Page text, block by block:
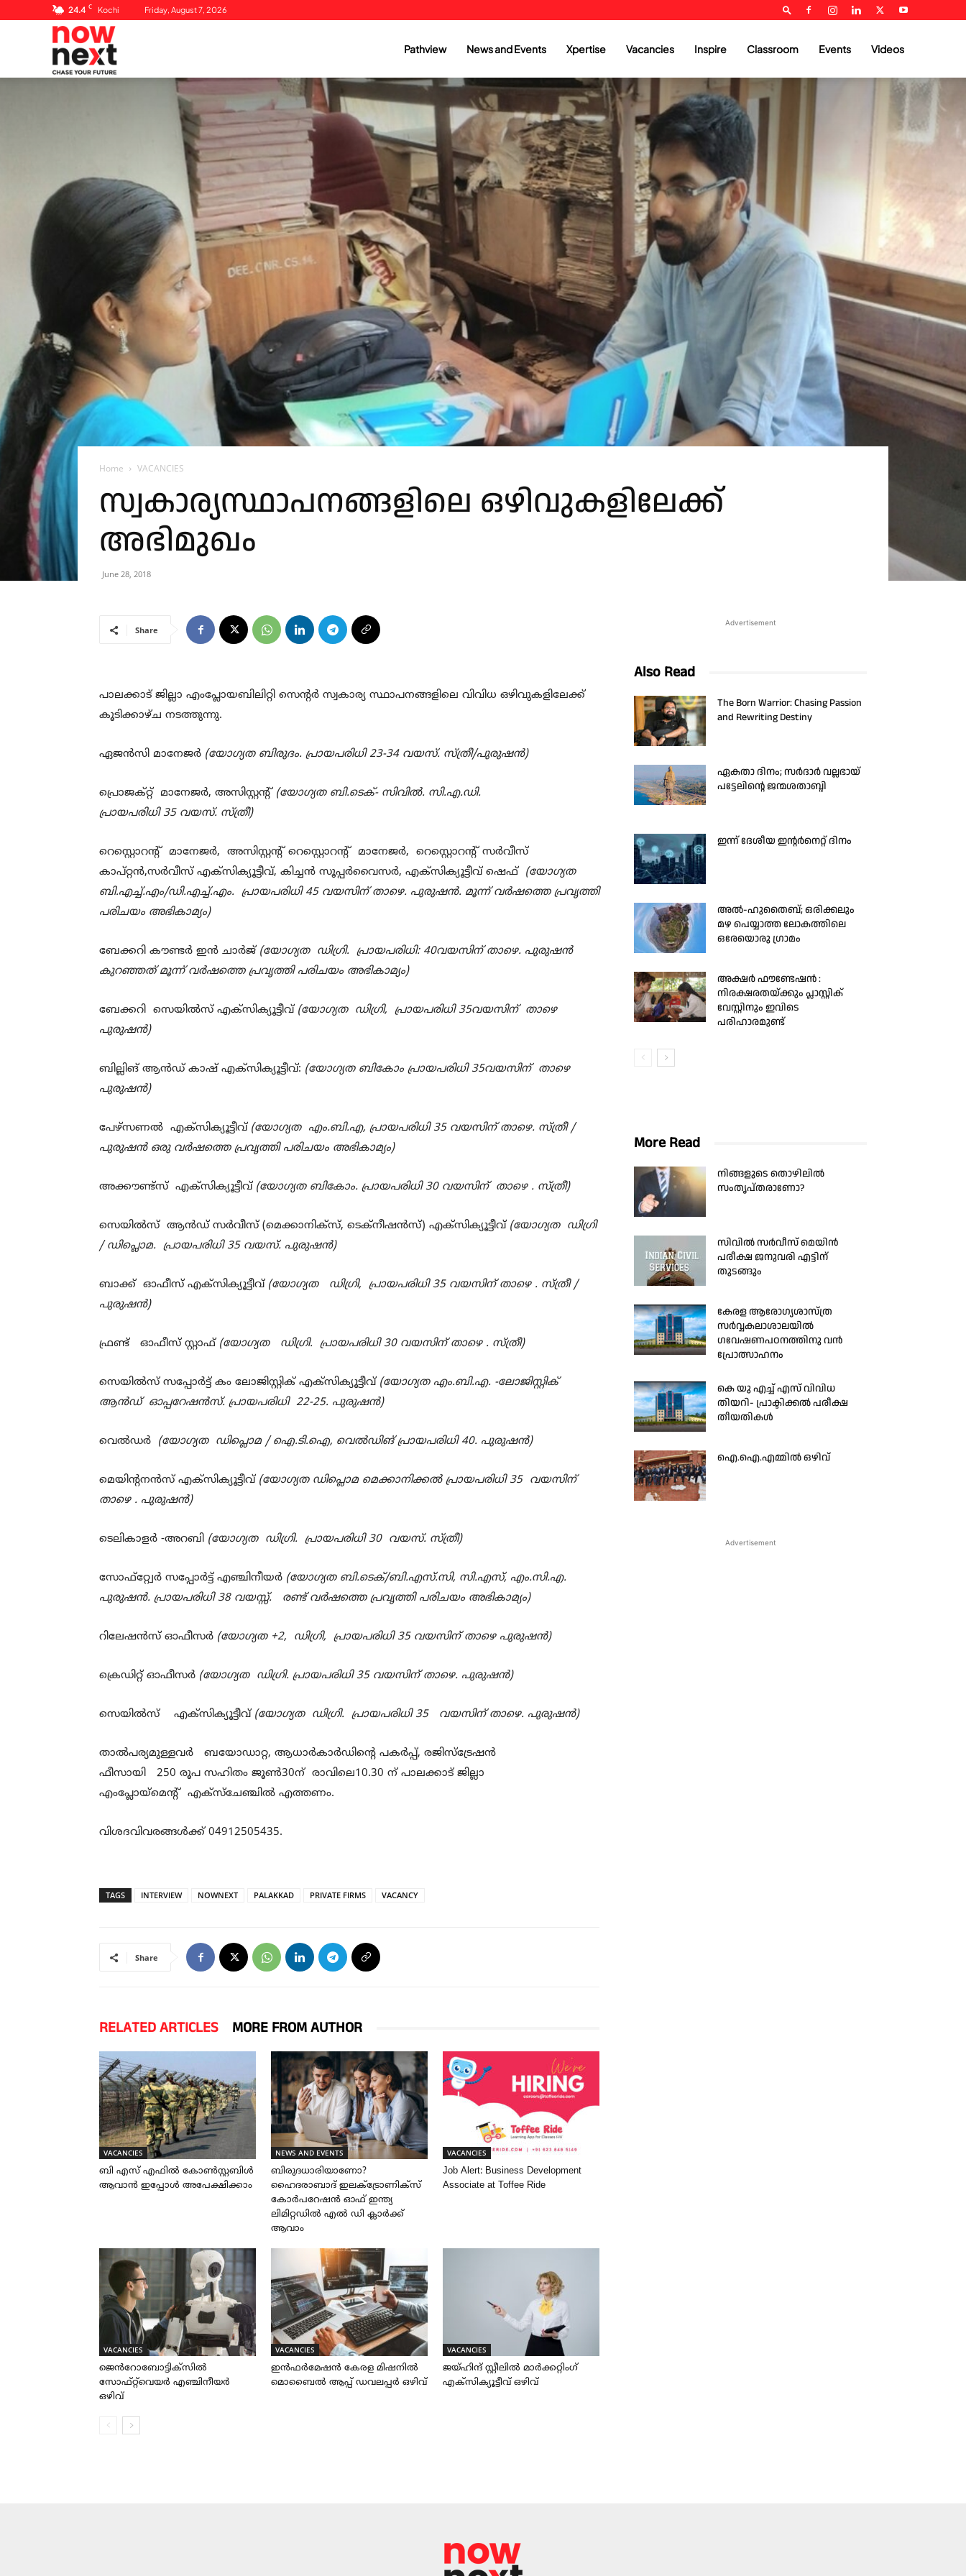
24.4 C Kochi Friday, August 7, 2026
Pathview News and Events Xpertise Vacancies Inspire Classroom Events Videos
Home VACANCIES
സ്വകാര്യസ്ഥാപനങ്ങളിലെ ഒഴിവുകളിലേക്ക്
അഭിമുഖം
June 28, 2018
Share
പാലക്കാട്‌ ജില്ലാ എംപ്ലോയബിലിറ്റി സെന്‍റര്‍ സ്വകാര്യ സ്ഥാപനങ്ങളിലെ വിവിധ ഒഴിവുകളിലേക്ക്
കൂടിക്കാഴ്ച നടത്തുന്നു.
ഏജന്‍സി മാനേജര്‍ (യോഗ്യത ബിരുദം. പ്രായപരിധി23-34 വയസ്. സ്ത്രീ/പുരുഷന്‍)
പ്രൊജക്റ്റ് മാനേജര്‍, അസിസ്റ്റന്‍റ് (യോഗ്യത ബി.ടെക്- സിവില്‍. സി.എ.ഡി.
പ്രായപരിധി 35വയസ്. സ്ത്രീ)
റെസ്റ്റൊറന്‍റ് മാനേജര്‍, അസിസ്റ്റന്‍റ് റെസ്റ്റൊറന്‍റ് മാനേജര്‍, റെസ്റ്റൊറന്‍റ് സര്‍വീസ്
കാപ്റ്റന്‍,സര്‍വീസ് എക്സിക്യൂട്ടീവ്, കിച്ചന്‍ സൂപ്പര്‍വൈസര്‍, എക്സിക്യൂട്ടീവ് ഷെഫ് (യോഗ്യത
ബി.എച്ച്.എം/ഡി.എച്ച്.എം. പ്രായപരിധി 45വയസിന് താഴെ. പുരുഷന്‍. മൂന്ന് വര്‍ഷത്തെ പ്രവൃത്തി
പരിചയം അഭികാമ്യം)
ബേക്കറി കൗണ്ടര്‍ ഇന്‍ ചാര്‍ജ് (യോഗ്യത ഡിഗ്രി. പ്രായപരിധി: 40വയസിന് താഴെ. പുരുഷന്‍
കുറഞ്ഞത് മൂന്ന് വര്‍ഷത്തെ പ്രവൃത്തി പരിചയം അഭികാമ്യം)
ബേക്കറി സെയില്‍സ് എക്സിക്യൂട്ടീവ് (യോഗ്യത ഡിഗ്രി, പ്രായപരിധി 35വയസിന് താഴെ
പുരുഷന്‍)
ബില്ലിങ് ആന്‍ഡ് കാഷ് എക്സിക്യൂട്ടീവ്: (യോഗ്യത ബികോം പ്രായപരിധി 35വയസിന് താഴെ
പുരുഷന്‍)
പേഴ്സണല്‍ എക്സിക്യൂട്ടീവ് (യോഗ്യത എം.ബി.എ, പ്രായപരിധി 35 വയസിന് താഴെ. സ്ത്രീ /
പുരുഷന്‍ ഒരു വര്‍ഷത്തെ പ്രവൃത്തി പരിചയം അഭികാമ്യം)
അക്കൗണ്ട്സ് എക്സിക്യൂട്ടീവ് (യോഗ്യത ബികോം. പ്രായപരിധി 30വയസിന് താഴെ . സ്ത്രീ)
സെയില്‍സ് ആന്‍ഡ് സര്‍വീസ് (മെക്കാനിക്സ്, ടെക്നീഷന്‍സ്) എക്സിക്യൂട്ടീവ് (യോഗ്യത ഡിഗ്രി
/ ഡിപ്ലൊമ. പ്രായപരിധി 35വയസ്. പുരുഷന്‍)
ബാക്ക് ഓഫീസ് എക്സിക്യൂട്ടീവ് (യോഗ്യത ഡിഗ്രി, പ്രായപരിധി 35വയസിന് താഴെ . സ്ത്രീ /
പുരുഷന്‍)
ഫ്രണ്ട് ഓഫീസ് സ്റ്റാഫ്(യോഗ്യത ഡിഗ്രി. പ്രായപരിധി 30വയസിന് താഴെ . സ്ത്രീ)
സെയില്‍സ് സപ്പോര്‍ട്ട് കം ലോജിസ്റ്റിക് എക്സിക്യൂട്ടീവ് (യോഗ്യത എം.ബി.എ. -ലോജിസ്റ്റിക്
ആന്‍ഡ് ഓപ്പറേഷന്‍സ്. പ്രായപരിധി 22-25. പുരുഷന്‍)
വെല്‍ഡര്‍ (യോഗ്യത ഡിപ്ലൊമ / ഐ.ടി.ഐ, വെല്‍ഡിങ് പ്രായപരിധി 40. പുരുഷന്‍)
മെയിന്‍റനന്‍സ് എക്സിക്യൂട്ടീവ് (യോഗ്യത ഡിപ്ലൊമ മെക്കാനിക്കല്‍ പ്രായപരിധി 35 വയസിന്
താഴെ . പുരുഷന്‍)
ടെലികാളര്‍ -അറബി (യോഗ്യത ഡിഗ്രി. പ്രായപരിധി 30വയസ്. സ്ത്രീ)
സോഫ്റ്റ്വേര്‍ സപ്പോര്‍ട്ട് എഞ്ചിനീയര്‍ (യോഗ്യത ബി.ടെക്/ബി.എസ്.സി, സി.എസ്, എം.സി.എ.
പുരുഷന്‍. പ്രായപരിധി 38വയസ്സ്. രണ്ട് വര്‍ഷത്തെ പ്രവൃത്തി പരിചയം അഭികാമ്യം)
റിലേഷന്‍സ് ഓഫീസര്‍ (യോഗ്യത +2, ഡിഗ്രി, പ്രായപരിധി 35വയസിന് താഴെ പുരുഷന്‍)
ക്രെഡിറ്റ് ഓഫീസര്‍ (യോഗ്യത ഡിഗ്രി. പ്രായപരിധി 35വയസിന് താഴെ. പുരുഷന്‍)
സെയില്‍സ് എക്സിക്യൂട്ടീവ് (യോഗ്യത ഡിഗ്രി. പ്രായപരിധി 35വയസിന് താഴെ. പുരുഷന്‍)
താല്‍പര്യമുള്ളവര്‍ ബയോഡാറ്റ, ആധാര്‍കാര്‍ഡിന്‍റെ പകര്‍പ്പ്, രജിസ്ട്രേഷന്‍
ഫീസായി 250 രൂപ സഹിതം ജൂണ്‍30ന് രാവിലെ10.30 ന് പാലക്കാട് ജില്ലാ
എംപ്ലോയ്മെന്‍റ് എക്സ്ചേഞ്ചില്‍ എത്തണം.
വിശദവിവരങ്ങള്‍ക്ക് 04912505435.
TAGS INTERVIEW NOWNEXT PALAKKAD PRIVATE FIRMS VACANCY
Share
RELATED ARTICLES MORE FROM AUTHOR
VACANCIES
ബി എസ് എഫിൽ കോൺസ്റ്റബിൾ
ആവാൻ ഇപ്പോൾ അപേക്ഷിക്കാം
NEWS AND EVENTS
ബിരുദധാരിയാണോ?
ഹൈദരാബാദ് ഇലക്ട്രോണിക്സ്
കോർപറേഷൻ ഓഫ് ഇന്ത്യ
ലിമിറ്റഡിൽ എൽ ഡി ക്ലാർക്ക്
ആവാം
VACANCIES
Job Alert: Business Development
Associate at Toffee Ride
VACANCIES
ജെൻറോബോട്ടിക്സിൽ
സോഫ്റ്റ്‌വെയർ എഞ്ചിനീയർ
ഒഴിവ്
VACANCIES
ഇൻഫർമേഷൻ കേരള മിഷനിൽ
മൊബൈൽ ആപ്പ് ഡവലപ്പർ ഒഴിവ്
VACANCIES
ജയ്‌ഹിന്ദ്‌ സ്റ്റീലിൽ മാർക്കറ്റിംഗ്
എക്സിക്യൂട്ടീവ് ഒഴിവ്
Advertisement
Also Read
The Born Warrior: Chasing Passion
and Rewriting Destiny
ഏകതാ ദിനം; സർദാർ വല്ലഭായ്
പട്ടേലിന്റെ ജന്മശതാബ്ദി
ഇന്ന് ദേശീയ ഇന്റർനെറ്റ് ദിനം
അൽ-ഹുതൈബ്; ഒരിക്കലും
മഴ പെയ്യാത്ത ലോകത്തിലെ
ഒരേയൊരു ഗ്രാമം
അക്ഷർ ഫൗണ്ടേഷൻ :
നിരക്ഷരതയ്ക്കും പ്ലാസ്റ്റിക്
വേസ്റ്റിനും ഇവിടെ
പരിഹാരമുണ്ട്
More Read
നിങ്ങളുടെ തൊഴിലില്‍
സംതൃപ്തരാണോ?
സിവില്‍ സര്‍വീസ് മെയിന്‍
പരീക്ഷ ജനുവരി എട്ടിന്
തുടങ്ങും
കേരള ആരോഗ്യശാസ്ത്ര
സർവ്വകലാശാലയിൽ
ഗവേഷണപഠനത്തിനു വൻ
പ്രോത്സാഹനം
കെ യു എച്ച് എസ് വിവിധ
തിയറി- പ്രാക്ടിക്കൽ പരീക്ഷ
തീയതികൾ
ഐ.ഐ.എമ്മിൽ ഒഴിവ്
Advertisement